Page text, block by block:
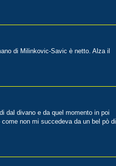
di Milinkovic-Savic è netto. Alza il
dal divano e da quel momento in poi
non mi succedeva da un bel pò di